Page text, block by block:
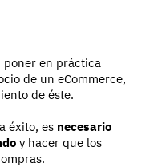
poner en práctica
de un eCommerce,
de éste.
éxito, es necesario
y hacer que los